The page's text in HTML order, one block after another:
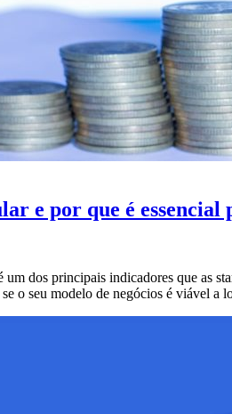
e por que é essencial
dos principais indicadores que as
o seu modelo de negócios é viável